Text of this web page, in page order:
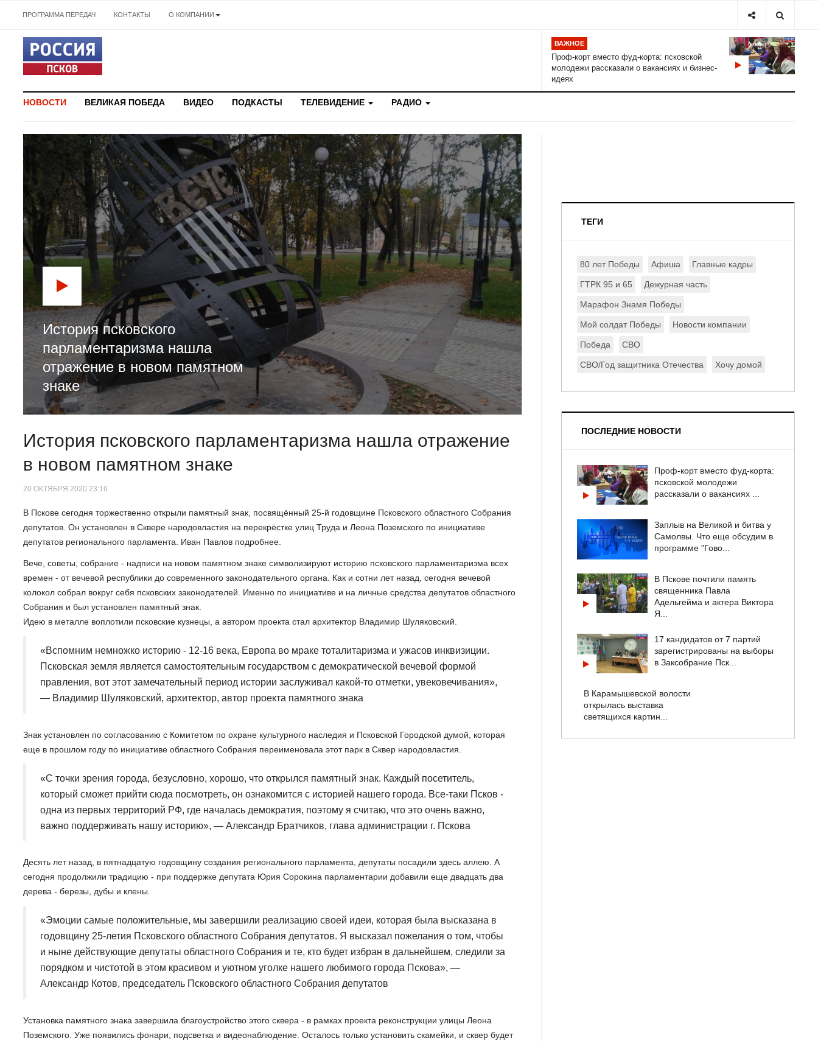
ПРОГРАММА ПЕРЕДАЧ КОНТАКТЫ О КОМПАНИИ
ВАЖНОЕ
Проф-корт вместо фуд-корта: псковской
молодежи рассказали о вакансиях и бизнес-
идеях
НОВОСТИ ВЕЛИКАЯ ПОБЕДА ВИДЕО ПОДКАСТЫ ТЕЛЕВИДЕНИЕ РАДИО
История псковского
парламентаризма нашла
отражение в новом памятном
знаке
История псковского парламентаризма нашла отражение
в новом памятном знаке
20 ОКТЯБРЯ 2020 23:16
В Пскове сегодня торжественно открыли памятный знак, посвящённый 25-й годовщине Псковского областного Собрания
депутатов. Он установлен в Сквере народовластия на перекрёстке улиц Труда и Леона Поземского по инициативе
депутатов регионального парламента. Иван Павлов подробнее.
Вече, советы, собрание - надписи на новом памятном знаке символизируют историю псковского парламентаризма всех
времен - от вечевой республики до современного законодательного органа. Как и сотни лет назад, сегодня вечевой
колокол собрал вокруг себя псковских законодателей. Именно по инициативе и на личные средства депутатов областного
Собрания и был установлен памятный знак.
Идею в металле воплотили псковские кузнецы, а автором проекта стал архитектор Владимир Шуляковский.
«Вспомним немножко историю - 12-16 века, Европа во мраке тоталитаризма и ужасов инквизиции.
Псковская земля является самостоятельным государством с демократической вечевой формой
правления, вот этот замечательный период истории заслуживал какой-то отметки, увековечивания»,
— Владимир Шуляковский, архитектор, автор проекта памятного знака
Знак установлен по согласованию с Комитетом по охране культурного наследия и Псковской Городской думой, которая
еще в прошлом году по инициативе областного Собрания переименовала этот парк в Сквер народовластия.
«С точки зрения города, безусловно, хорошо, что открылся памятный знак. Каждый посетитель,
который сможет прийти сюда посмотреть, он ознакомится с историей нашего города. Все-таки Псков -
одна из первых территорий РФ, где началась демократия, поэтому я считаю, что это очень важно,
важно поддерживать нашу историю», — Александр Братчиков, глава администрации г. Пскова
Десять лет назад, в пятнадцатую годовщину создания регионального парламента, депутаты посадили здесь аллею. А
сегодня продолжили традицию - при поддержке депутата Юрия Сорокина парламентарии добавили еще двадцать два
дерева - березы, дубы и клены.
«Эмоции самые положительные, мы завершили реализацию своей идеи, которая была высказана в
годовщину 25-летия Псковского областного Собрания депутатов. Я высказал пожелания о том, чтобы
и ныне действующие депутаты областного Собрания и те, кто будет избран в дальнейшем, следили за
порядком и чистотой в этом красивом и уютном уголке нашего любимого города Пскова», —
Александр Котов, председатель Псковского областного Собрания депутатов
Установка памятного знака завершила благоустройство этого сквера - в рамках проекта реконструкции улицы Леона
Поземского. Уже появились фонари, подсветка и видеонаблюдение. Осталось только установить скамейки, и сквер будет
ТЕГИ
80 лет Победы Афиша Главные кадры
ГТРК 95 и 65 Дежурная часть
Марафон Знамя Победы
Мой солдат Победы Новости компании
Победа СВО
СВО/Год защитника Отечества Хочу домой
ПОСЛЕДНИЕ НОВОСТИ
Проф-корт вместо фуд-корта:
псковской молодежи
рассказали о вакансиях ...
Заплыв на Великой и битва у
Самолвы. Что еще обсудим в
программе "Гово...
В Пскове почтили память
священника Павла
Адельгейма и актера Виктора
Я...
17 кандидатов от 7 партий
зарегистрированы на выборы
в Заксобрание Пск...
В Карамышевской волости
открылась выставка
светящихся картин...